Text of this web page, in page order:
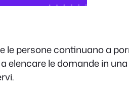
persone continuano a
le domande in